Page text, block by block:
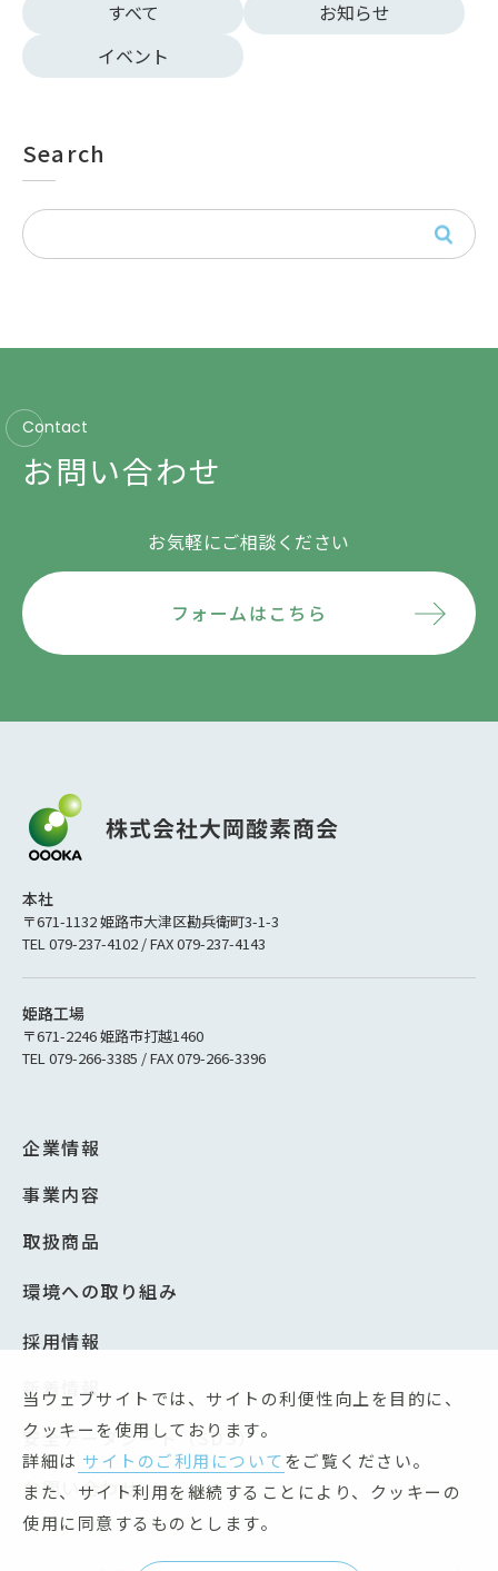
すべて
お知らせ
イベント
Search
Contact
お問い合わせ
お気軽にご相談ください
フォームはこちら
本社
〒671-1132 姫路市大津区勘兵衛町3-1-3
TEL 079-237-4102 / FAX 079-237-4143
姫路工場
〒671-2246 姫路市打越1460
TEL 079-266-3385 / FAX 079-266-3396
企業情報
事業内容
取扱商品
環境への取り組み
採用情報
新着情報
安全データシート（SDS）
お問い合わせ
当ウェブサイトでは、サイトの利便性向上を目的に、
クッキーを使用しております。
詳細は サイトのご利用についてをご覧ください。
また、サイト利用を継続することにより、クッキーの
使用に同意するものとします。